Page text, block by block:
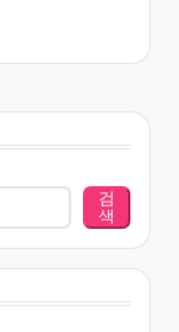
검
색